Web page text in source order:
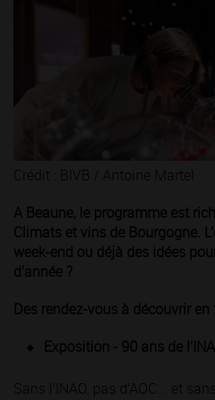
Crédit : BIVB / Antoine Martel
A Beaune, le programme est
Climats et vins de Bourgogne.
week-end ou déjà des idées
d’année ?
Des rendez-vous à découvrir
Exposition - 90 ans de
Sans l’INAO, pas d’AOC... et